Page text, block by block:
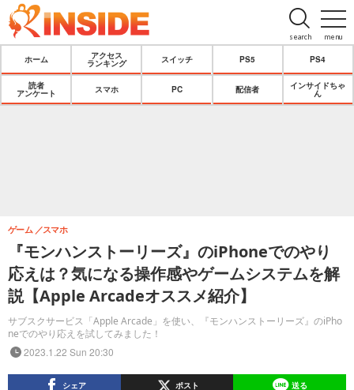
menu
search
ホーム
アクセス
ランキング
スイッチ PS5 PS4
読者
アンケート
スマホ PC 配信者
インサイドちゃ
ん
『モンハンストーリーズ』のiPhoneでのやり
応えは？気になる操作感やゲームシステムを解
説【Apple Arcadeオススメ紹介】
サブスクサービス「Apple Arcade」を使い、『モンハンストーリーズ』のiPho
neでのやり応えを試してみました！
ゲーム スマホ
2023.1.22 Sun 20:30
シェア ポスト 送る